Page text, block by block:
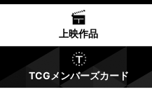
上映作品
TCGメンバーズカード